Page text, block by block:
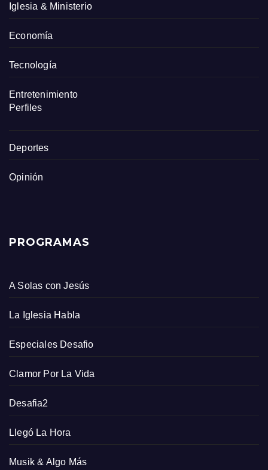
Iglesia & Ministerio
Economía
Tecnología
Entretenimiento
Perfiles
Deportes
Opinión
PROGRAMAS
A Solas con Jesús
La Iglesia Habla
Especiales Desafio
Clamor Por La Vida
Desafia2
Llegó La Hora
Musik & Algo Más